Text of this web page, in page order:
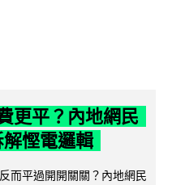
更平？內地網民
慳電邏輯
而平過開開關關？內地網民